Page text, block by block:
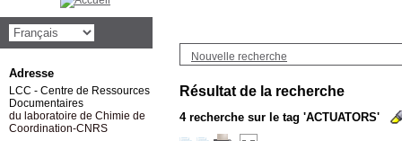
Nouvelle recherche
Résultat de la recherche
4recherche sur le tag 'ACTUATORS'
Adresse
LCC - Centre de Ressources
Documentaires
du laboratoire de Chimie de
Coordination-CNRS